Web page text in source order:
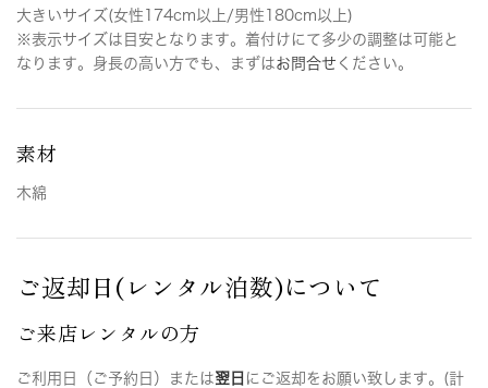
大きいサイズ(女性174cm以上/男性180cm以上)
※表示サイズは目安となります。着付けにて多少の調整は可能と
なります。身長の高い方でも、まずはお問合せ ください。
素材
木綿
ご返却日(レンタル泊数)について
ご来店レンタルの方
ご利用日（ご予約日）または翌日 にご返却をお願い致します。(計